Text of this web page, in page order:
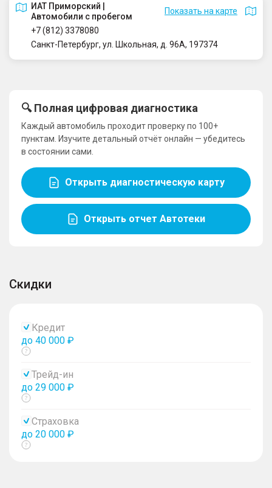
ИАТ Приморский |
Автомобили с пробегом
Показать на карте
+7 (812) 3378080
Санкт-Петербург, ул. Школьная, д. 96А, 197374
🔍 Полная цифровая диагностика
Каждый автомобиль проходит проверку по 100+
пунктам. Изучите детальный отчёт онлайн — убедитесь
в состоянии сами.
Открыть диагностическую карту
Открыть отчет Автотеки
Скидки
Кредит
до 40 000 ₽
Показать
Трейд-ин
до 29 000 ₽
Показать
Страховка
до 20 000 ₽
Показать